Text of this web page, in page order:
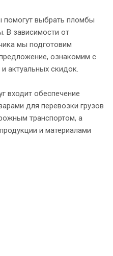
выбрать пломбы
В зависимости от
мы подготовим
ознакомим с
актуальных скидок.
входит обеспечение
для перевозки грузов
транспортом, а
и материалами